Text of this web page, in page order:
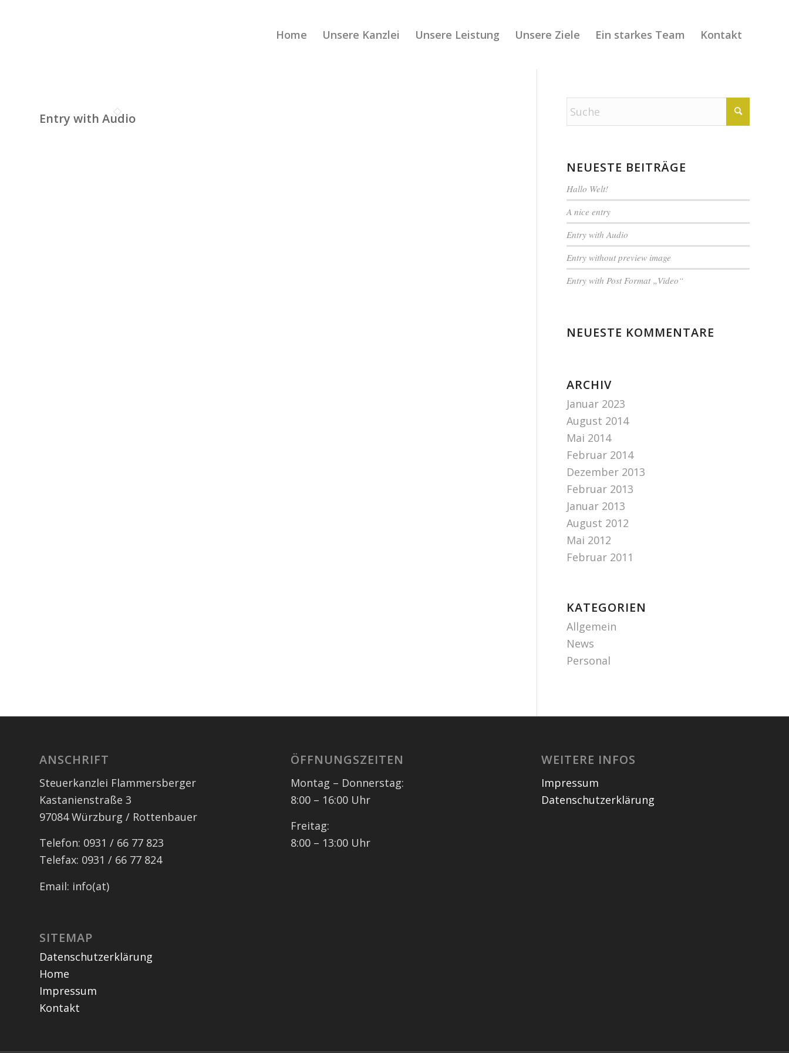
Home Unsere Kanzlei Unsere Leistung Unsere Ziele Ein starkes Team Kontakt
Entry with Audio
NEUESTE BEITRÄGE
Hallo Welt!
A nice entry
Entry with Audio
Entry without preview image
Entry with Post Format „Video“
NEUESTE KOMMENTARE
ARCHIV
Januar 2023
August 2014
Mai 2014
Februar 2014
Dezember 2013
Februar 2013
Januar 2013
August 2012
Mai 2012
Februar 2011
KATEGORIEN
Allgemein
News
Personal
ANSCHRIFT
Steuerkanzlei Flammersberger
Kastanienstraße 3
97084 Würzburg / Rottenbauer
Telefon: 0931 / 66 77 823
Telefax: 0931 / 66 77 824
Email: info(at)
SITEMAP
Datenschutzerklärung
Home
Impressum
Kontakt
ÖFFNUNGSZEITEN
Montag – Donnerstag:
8:00 – 16:00 Uhr
Freitag:
8:00 – 13:00 Uhr
WEITERE INFOS
Impressum
Datenschutzerklärung